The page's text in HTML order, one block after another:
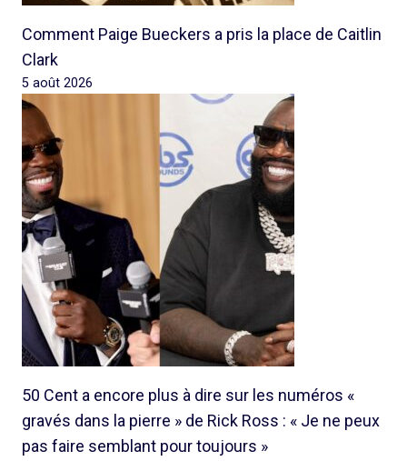
Comment Paige Bueckers a pris la place de Caitlin
Clark
5 août 2026
50 Cent a encore plus à dire sur les numéros «
gravés dans la pierre » de Rick Ross : « Je ne peux
pas faire semblant pour toujours »